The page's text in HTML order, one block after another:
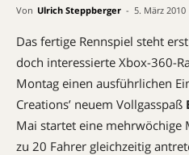
Von Ulrich Steppberger - 5. März 2010
Das fertige Rennspiel steht
doch interessierte Xbox-360-
Montag einen ausführlichen
Creations’ neuem Vollgasspaß
Mai startet eine mehrwöchige
zu 20 Fahrer gleichzeitig